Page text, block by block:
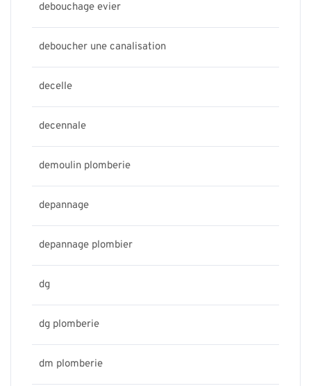
debouchage evier
deboucher une canalisation
decelle
decennale
demoulin plomberie
depannage
depannage plombier
dg
dg plomberie
dm plomberie